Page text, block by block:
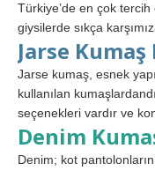
Türkiye’de en çok
giysilerde sıkça
Jarse
Jarse kumaş, esnek
kullanılan
seçenekleri vardır ve
Denim
Denim; kot